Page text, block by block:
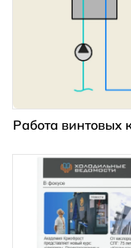
Работа винтовых